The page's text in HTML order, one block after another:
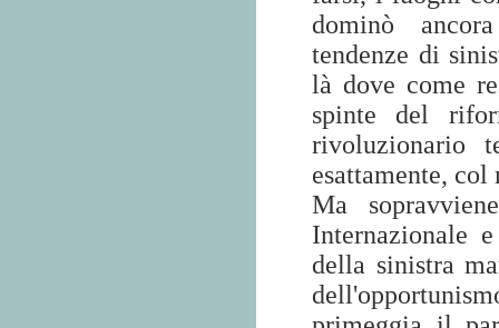
dominò
tendenze di
là dove come
spinte del
rivoluzionario
esattamente,
Ma
Internazionale
della sinistra